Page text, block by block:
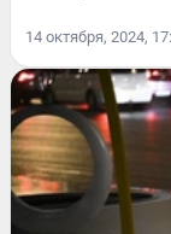
14 октября, 2024,